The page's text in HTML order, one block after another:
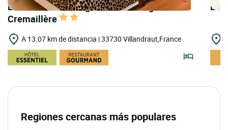
LOGIS HOTELS | Logis Hôtel Auberge la
Cremaillère
A 13.07 km de distancia | 33730 Villandraut,France
Regiones cercanas más populares